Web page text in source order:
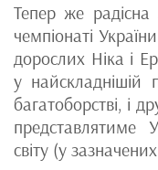
Тепер же
чемпіонаті
дорослих Ніка і
у найскладнішій
багатоборстві, і
представлятиме
світу (у